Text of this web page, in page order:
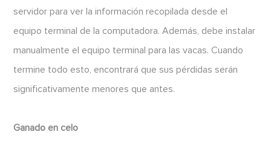
servidor para ver la información recopilada desde el
equipo terminal de la computadora. Además, debe instalar
manualmente el equipo terminal para las vacas. Cuando
termine todo esto, encontrará que sus pérdidas serán
significativamente menores que antes.
Ganado en celo